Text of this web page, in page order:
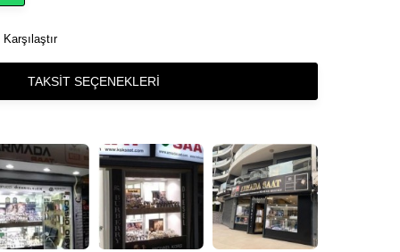
Karşılaştır
TAKSIT SEÇENEKLERI